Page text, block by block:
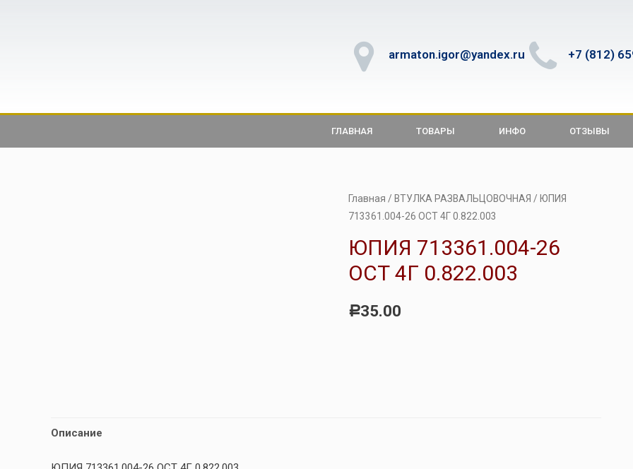
armaton.igor@yandex.ru +7 (812)
ГЛАВНАЯ ТОВАРЫ ИНФО ОТЗЫВЫ
Главная / ВТУЛКА РАЗВАЛЬЦОВОЧНАЯ / ЮПИЯ
713361.004-26 ОСТ 4Г 0.822.003
ЮПИЯ 713361.004-26
ОСТ 4Г 0.822.003
Р35.00
Описание